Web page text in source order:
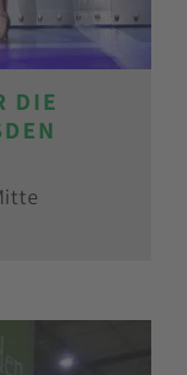
DIE